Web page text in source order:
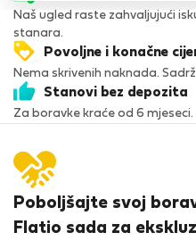
Naš ugled raste zahvaljujući
stanara.
Povoljne i konačne
Nema skrivenih naknada.
Stanovi bez depozita
Za boravke kraće od 6 mjeseci.
Poboljšajte svoj
Flatio sada za